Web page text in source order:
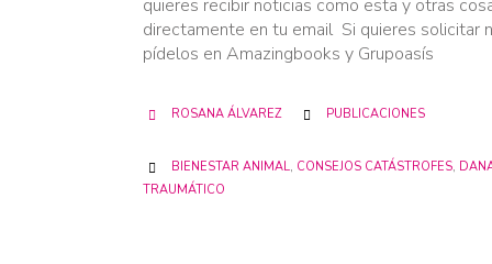
quieres recibir noticias como esta y otras
directamente en tu email Si quieres solicitar
pídelos en Amazingbooks y Grupoasís
 ROSANA ÁLVAREZ  CATEGORY
PUBLICACIONES
 CATEGORY
BIENESTAR ANIMAL, CONSEJOS CATÁSTROFES,
TRAUMÁTICO